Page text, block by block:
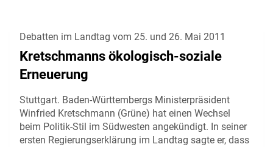
Debatten im Landtag vom 25. und 26. Mai 2011
Kretschmanns ökologisch-soziale
Erneuerung
Stuttgart. Baden-Württembergs Ministerpräsident
Winfried Kretschmann (Grüne) hat einen Wechsel
beim Politik-Stil im Südwesten angekündigt. In seiner
ersten Regierungserklärung im Landtag sagte er, dass